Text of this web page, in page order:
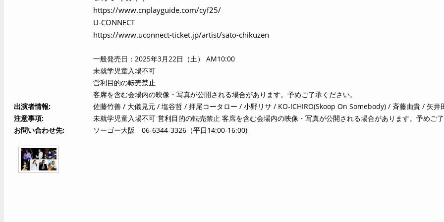
https://www.cnplayguide.com/cyf25/
U-CONNECT
https://www.uconnect-ticket.jp/artist/sato-chikuzen
一般発売日：2025年3月22日（土） AM10:00
未就学児童入場不可
営利目的の転売禁止
客席を含む会場内の映像・写真が公開される場合があります。予めご了承ください。
出演者情報
佐藤竹善 / 大儀見元 / 塩谷哲 / 押尾コータロー / 小野リサ / KO-ICHIRO(Skoop On Somebody) / 斉藤由貴 / 矢井
注意事項
未就学児童入場不可 営利目的の転売禁止 客席を含む会場内の映像・写真が公開される場合があります。予めご了
お問い合わせ先
ソーゴー大阪 06-6344-3326（平日14:00-16:00)